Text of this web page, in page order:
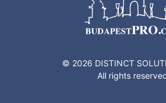
© 2026 DISTINCT
All rights